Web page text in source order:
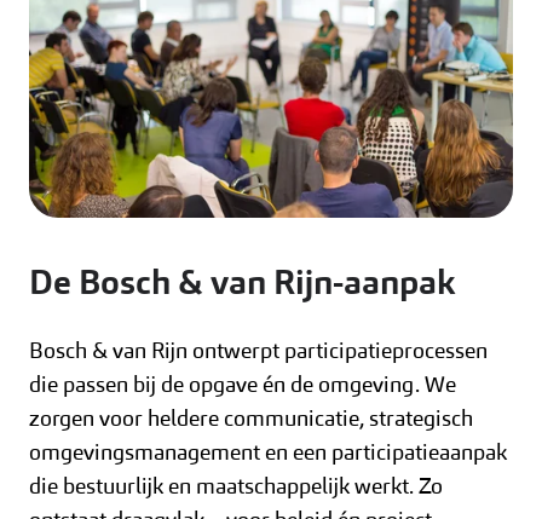
De Bosch & van Rijn-aanpak
Bosch & van Rijn ontwerpt participatieprocessen
die passen bij de opgave én de omgeving. We
zorgen voor heldere communicatie, strategisch
omgevingsmanagement en een participatieaanpak
die bestuurlijk en maatschappelijk werkt. Zo